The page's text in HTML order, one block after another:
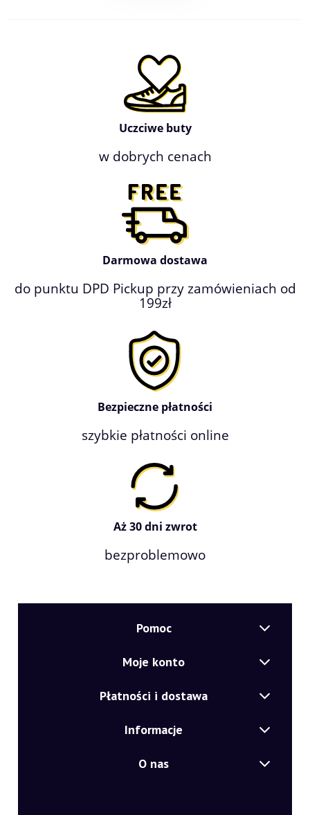
Uczciwe buty
w dobrych cenach
Darmowa dostawa
do punktu DPD Pickup przy zamówieniach od
199zł
Bezpieczne płatności
szybkie płatności online
Aż 30 dni zwrot
bezproblemowo
Pomoc
Moje konto
Płatności i dostawa
Informacje
O nas